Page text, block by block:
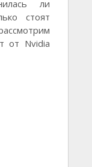
ли
стоят
от Nvidia